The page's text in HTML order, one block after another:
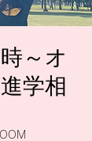
～オ
学相